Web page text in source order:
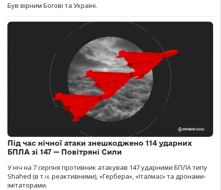
Був вірним Богові та Україні.
Під час нічної атаки знешкоджено 114 ударних
БПЛА зі 147 — Повітряні Сили
У ніч на 7 серпня противник атакував 147 ударними БПЛА типу
Shahed (в т.ч. реактивними), «Гербера», «Італмас» та дронами-
імітаторами.